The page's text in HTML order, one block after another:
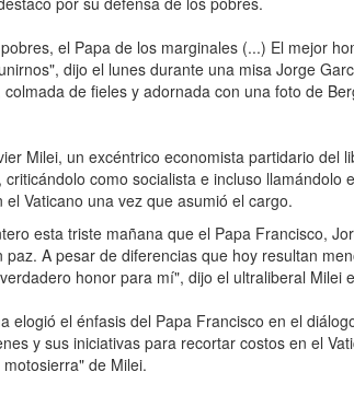
el Papa de los marginales (...) El mejor
dijo el lunes durante una misa Jorge
de fieles y adornada con una foto de
Milei, un excéntrico economista partidario del
como socialista e incluso llamándolo
Vaticano una vez que asumió el cargo.
esta triste mañana que el Papa Francisco,
A pesar de diferencias que hoy resultan
honor para mí", dijo el ultraliberal Milei
elogió el énfasis del Papa Francisco en el
y sus iniciativas para recortar costos en el
de Milei.